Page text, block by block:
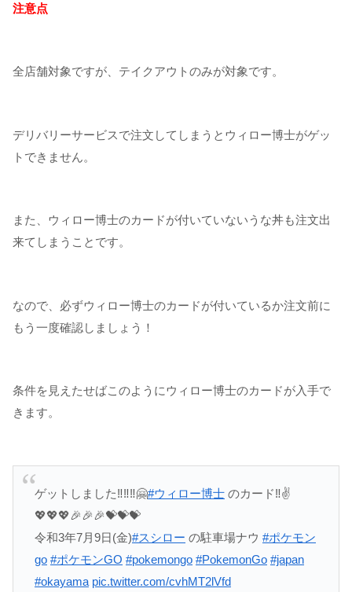
注意点
全店舗対象ですが、テイクアウトのみが対象です。
デリバリーサービスで注文してしまうとウィロー博士がゲッ
トできません。
また、ウィロー博士のカードが付いていないうな丼も注文出
来てしまうことです。
なので、必ずウィロー博士のカードが付いているか注文前に
もう一度確認しましょう！
条件を見えたせばこのようにウィロー博士のカードが入手で
きます。
ゲットしました‼️‼️‼️🤗#ウィロー博士 のカード‼️✌️
💖💖💖🎉🎉🎉💝💝💝
令和3年7月9日(金)#スシロー の駐車場ナウ #ポケモン
go #ポケモンGO #pokemongo #PokemonGo #japan
#okayama pic.twitter.com/cvhMT2lVfd